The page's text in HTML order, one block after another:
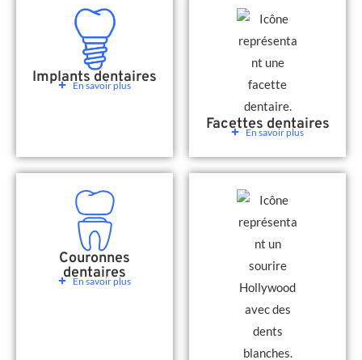
Implants dentaires
En savoir plus
Facettes dentaires
En savoir plus
Couronnes
dentaires
En savoir plus